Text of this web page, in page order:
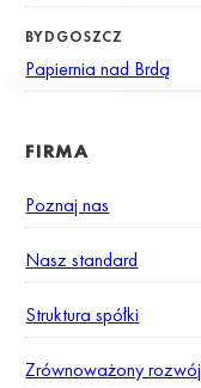
BYDGOSZCZ
Papiernia nad Brdą
FIRMA
Poznaj nas
Nasz standard
Struktura spółki
Zrównoważony rozwój